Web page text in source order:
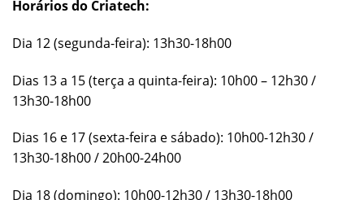
Horários do Criatech:
Dia 12 (segunda-feira): 13h30-18h00
Dias 13 a 15 (terça a quinta-feira): 10h00 – 12h30 /
13h30-18h00
Dias 16 e 17 (sexta-feira e sábado): 10h00-12h30 /
13h30-18h00 / 20h00-24h00
Dia 18 (domingo): 10h00-12h30 / 13h30-18h00